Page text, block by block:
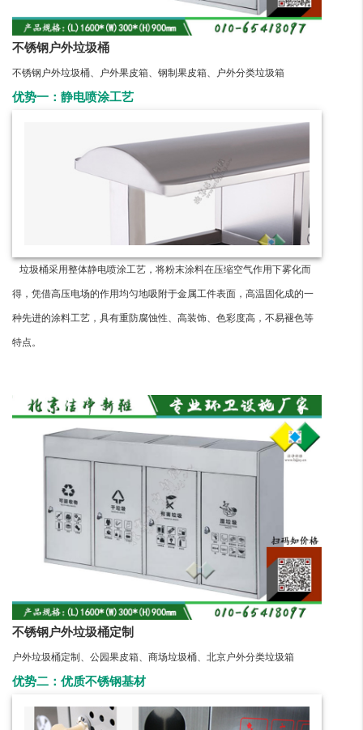
不锈钢户外垃圾桶
不锈钢户外垃圾桶、户外果皮箱、钢制果皮箱、户外分类垃圾箱
优势一：静电喷涂工艺
垃圾桶采用整体静电喷涂工艺，将粉末涂料在压缩空气作用下雾化而
得，凭借高压电场的作用均匀地吸附于金属工件表面，高温固化成的一
种先进的涂料工艺，具有重防腐蚀性、高装饰、色彩度高，不易褪色等
特点。
不锈钢户外垃圾桶定制
户外垃圾桶定制、公园果皮箱、商场垃圾桶、北京户外分类垃圾箱
优势二：优质不锈钢基材